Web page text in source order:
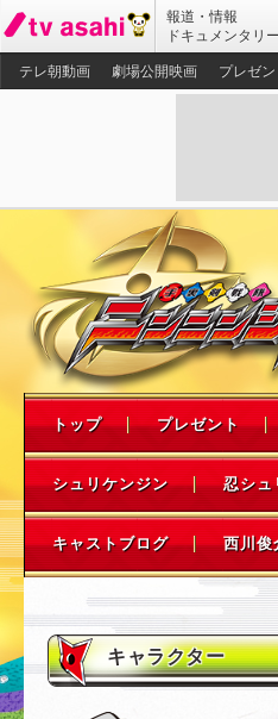
報道・情報
ドキュメンタリー
テレ朝動画 劇場公開映画 プレゼ
トップ プレゼント
シュリケンジン 忍シュ
キャストブログ 西川俊
キャラクター